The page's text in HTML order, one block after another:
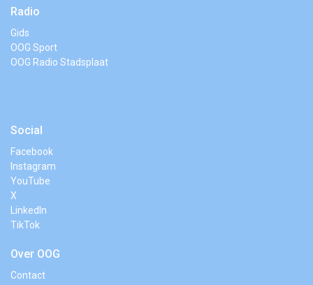
Radio
Gids
OOG Sport
OOG Radio Stadsplaat
Social
Facebook
Instagram
YouTube
X
LinkedIn
TikTok
Over OOG
Contact